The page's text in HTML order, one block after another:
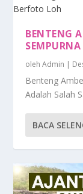
BENTENG
olehAdmin |
Benteng
Adalah Salah
BACA